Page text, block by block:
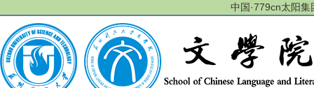
中国·779cn太阳